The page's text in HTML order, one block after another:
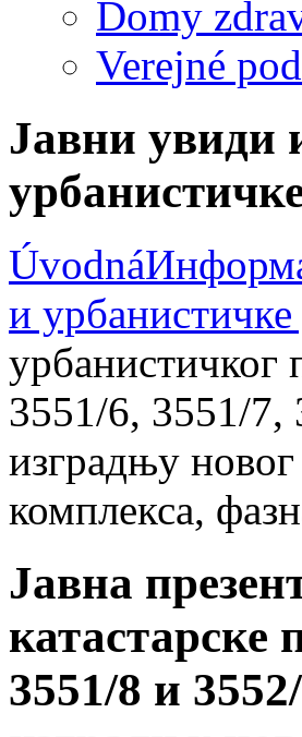
Domy
Verejné
Јавни увиди
Úvodná
и
урбанистичког
3551/6, 3551/7,
изградњу
комплекса,
Јавна
катастарске
3551/8 и